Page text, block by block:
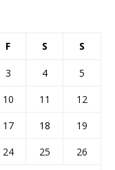
F S S
3 4
5
10 11
12
17 18
19
24 25
26